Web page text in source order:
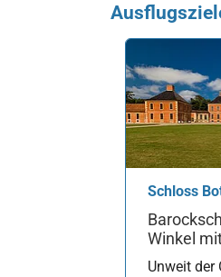
Schloss
Winkel
Unweit der